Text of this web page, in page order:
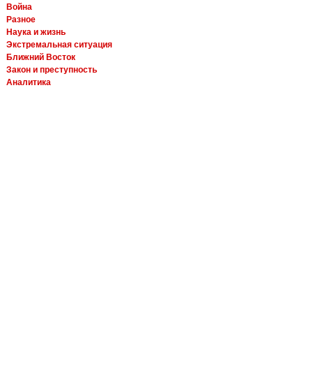
Война
Разное
Наука и жизнь
Экстремальная ситуация
Ближний Восток
Закон и преступность
Аналитика